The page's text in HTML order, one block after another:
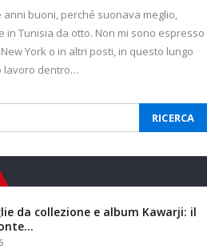
anni buoni, perché suonava meglio,
in Tunisia da otto. Non mi sono espresso
York o in altri posti, in questo lungo
lavoro dentro…
da collezione e album Kawarji: il